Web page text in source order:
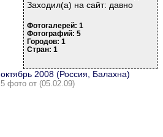
Заходил(а) на сайт: давно
Фотогалерей: 1
Фотографий: 5
Городов: 1
Стран: 1
октябрь 2008 (Россия, Балахна)
5 фото от (05.02.09)